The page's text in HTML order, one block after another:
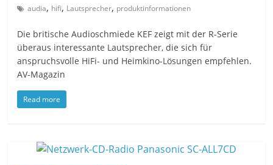
audia, hifi, Lautsprecher, produktinformationen
Die britische Audioschmiede KEF zeigt mit der R-Serie
überaus interessante Lautsprecher, die sich für
anspruchsvolle HiFi- und Heimkino-Lösungen empfehlen.
AV-Magazin
Read more